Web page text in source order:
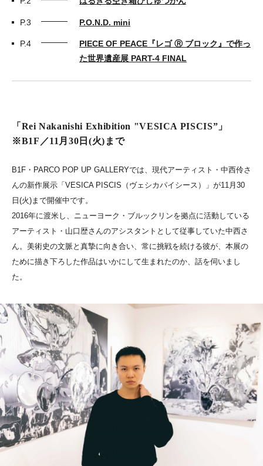
P.3 P.O.N.D. mini
P.4
PIECE OF PEACE『レゴ Ⓡ ブロック』で作っ
た世界遺産展 PART-4 FINAL
「Rei Nakanishi Exhibition "VESICA PISCIS”」
※B1F／11月30日(火)まで
B1F・PARCO POP UP GALLERYでは、現代アーティスト・中西伶さ
んの新作展示「VESICA PISCIS（ヴェシカパイシース）」が11月30
日(火)まで開催中です。
2016年に渡米し、ニューヨーク・ブルックリンを拠点に活動している
アーティスト・山口歴さんのアシスタントとして従事していた中西さ
ん。美術史の文脈と真摯に向き合い、常に挑戦を続ける彼が、本展の
ために描き下ろした作品はいかにして生まれたのか、話を伺いまし
た。